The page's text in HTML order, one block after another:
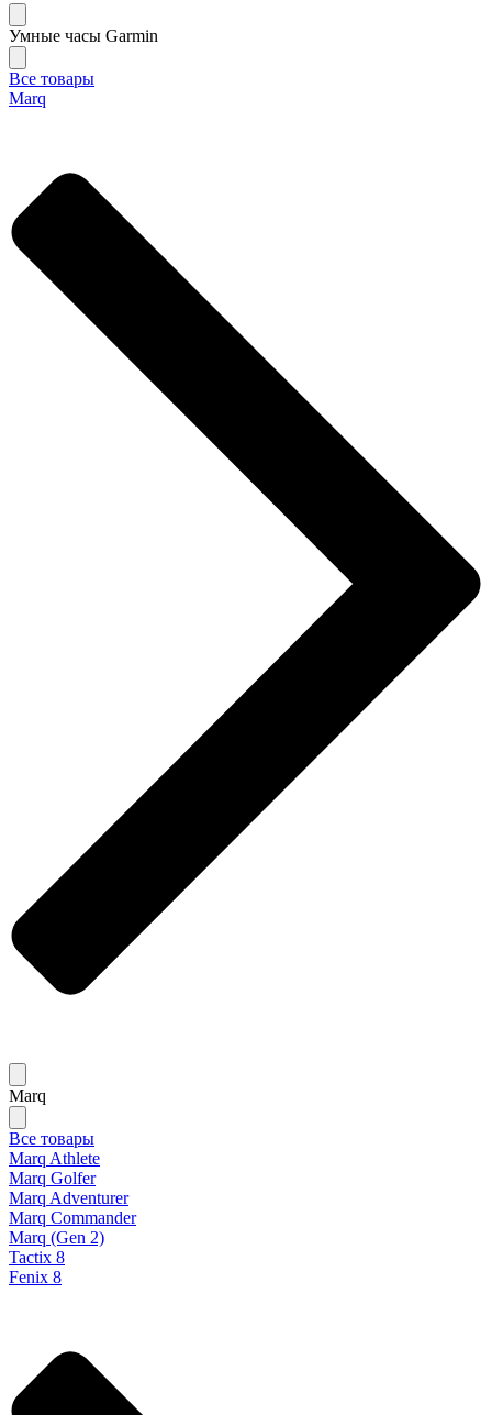
Умные часы Garmin
Все товары
Marq
Marq
Все товары
Marq Athlete
Marq Golfer
Marq Adventurer
Marq Commander
Marq (Gen 2)
Tactix 8
Fenix 8